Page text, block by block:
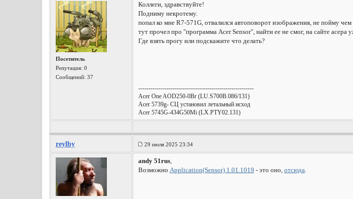
Посетитель
Репутация: 0
Сообщений: 37
Коллеги, здравствуйте!
Подниму некротему.
попал ко мне R7-571G, отвалился автоповорот изображения, не пойму чем
тут прочел про "программа Acer Sensor", найти ее не смог, на сайте асера
Где взять прогу или подскажите что делать?
---------------------------------------------------------
Acer One AOD250-0Br (LU.S700B.086/131)
Acer 5739g- СЦ установил летальный исход
Acer 5745G-434G50Mi (LX.PTY02.131)
reylby 29 июля 2025 23:34
andy 51rus,
Возможно Application(Sensor) 1.01.1019 - это оно, отсюда.